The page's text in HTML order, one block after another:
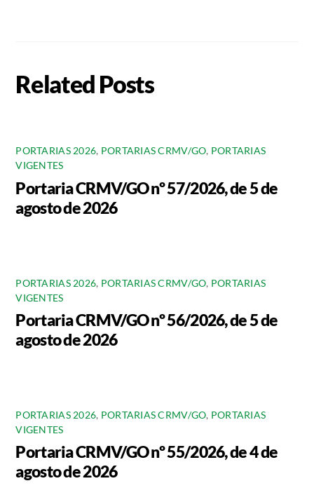
Related Posts
PORTARIAS 2026, PORTARIAS CRMV/GO, PORTARIAS
VIGENTES
Portaria CRMV/GO nº 57/2026, de 5 de
agosto de 2026
PORTARIAS 2026, PORTARIAS CRMV/GO, PORTARIAS
VIGENTES
Portaria CRMV/GO nº 56/2026, de 5 de
agosto de 2026
PORTARIAS 2026, PORTARIAS CRMV/GO, PORTARIAS
VIGENTES
Portaria CRMV/GO nº 55/2026, de 4 de
agosto de 2026